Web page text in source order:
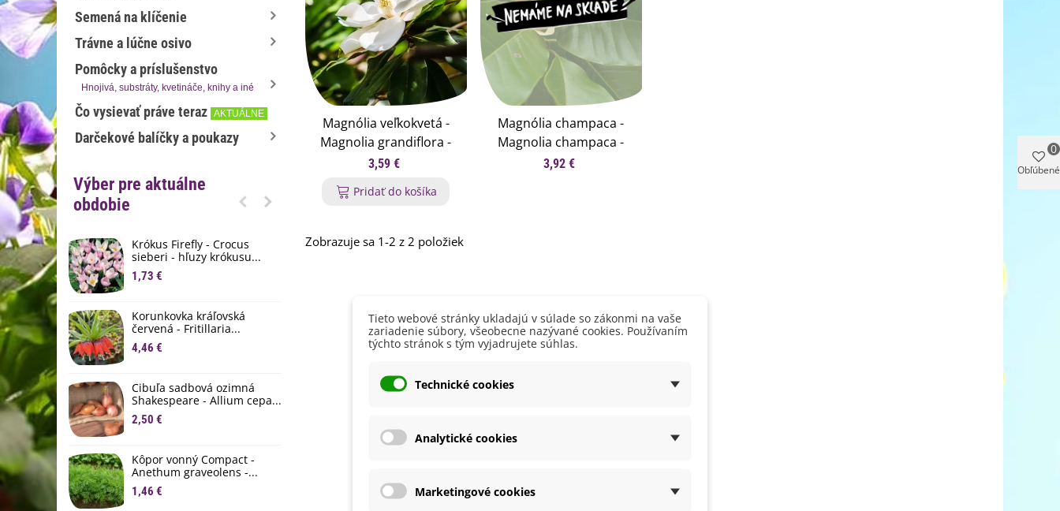
Semená na klíčenie
Trávne a lúčne osivo
Pomôcky a príslušenstvo
Hnojivá, substráty, kvetináče, knihy a iné
Čo vysievať práve teraz AKTUÁLNE
Darčekové balíčky a poukazy
Výber pre aktuálne
obdobie
Krókus Firefly - Crocus
sieberi - hľuzy krókusu...
1,73 €
Korunkovka kráľovská
červená - Fritillaria...
4,46 €
Cibuľa sadbová ozimná
Shakespeare - Allium cepa...
2,50 €
Kôpor vonný Compact -
Anethum graveolens -...
1,46 €
Semienkové bomby -
plochu - výsevný disk...
3,80 €
Daucus carota - semená -...
Ľalia Canova - Lilium -
cibuľoviny - 1 ks
Begónia plnokvetá žltá -
Begonia superba -...
Magnólia veľkokvetá -
Magnolia grandiflora -
semená magnólie - 5 ks
3,59 €
Pridať do košíka
Magnólia champaca -
Magnolia champaca -
semená magnólie - 5 ks
3,92 €
Zobrazuje sa 1-2 z 2 položiek
Obľúbené
0
Tieto webové stránky ukladajú v súlade so zákonmi na vaše
zariadenie súbory, všeobecne nazývané cookies. Používaním
týchto stránok s tým vyjadrujete súhlas.
Technické cookies
Analytické cookies
Marketingové cookies